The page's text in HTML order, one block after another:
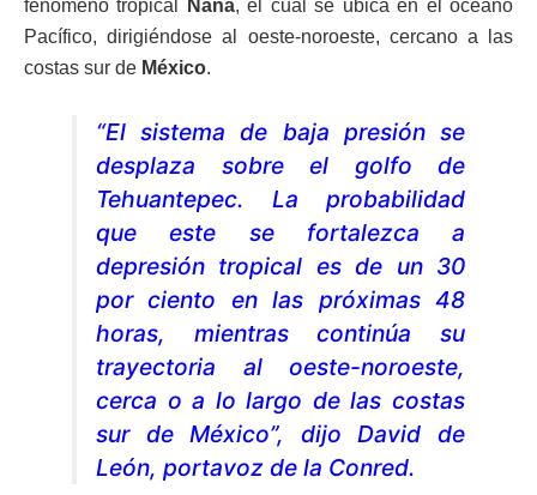
fenómeno tropical Nana, el cual se ubica en el océano
Pacífico, dirigiéndose al oeste-noroeste, cercano a las
costas sur de México.
“El sistema de baja presión se
desplaza sobre el golfo de
Tehuantepec. La probabilidad
que este se fortalezca a
depresión tropical es de un 30
por ciento en las próximas 48
horas, mientras continúa su
trayectoria al oeste-noroeste,
cerca o a lo largo de las costas
sur de México”, dijo David de
León, portavoz de la Conred.